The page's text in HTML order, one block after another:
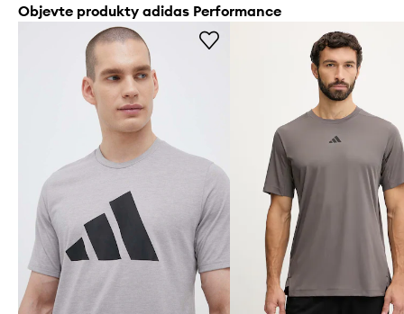
Objevte produkty adidas Performance